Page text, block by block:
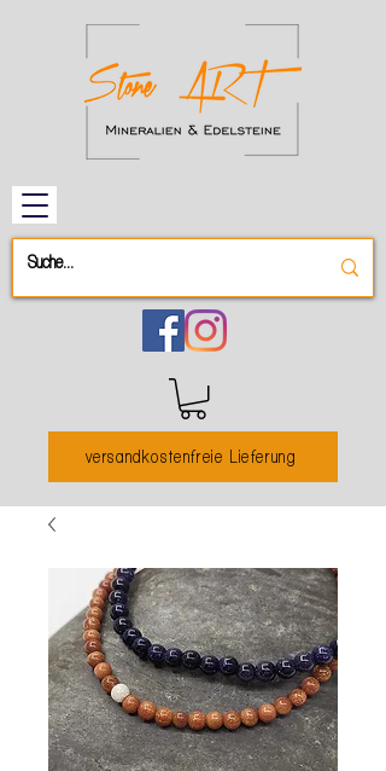
versandkostenfreie Lieferung